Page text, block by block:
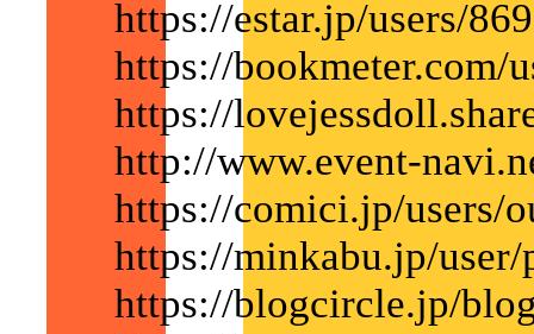
https://estar.jp/users/
https://bookmeter.com/
https://
http://www.event-
https://comici.jp/users/
https://minkabu.jp/
https://blogcircle.jp/